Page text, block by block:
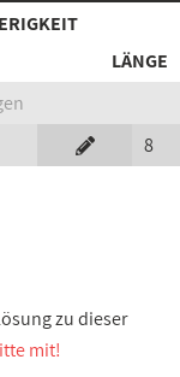
LÄNGE
8
zu dieser
mit!